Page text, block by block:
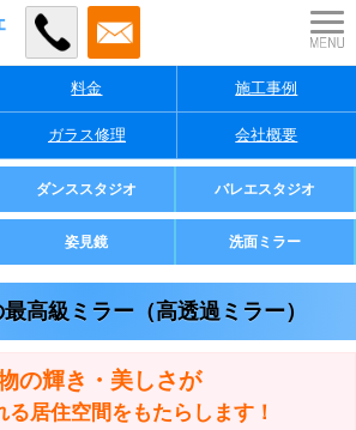
料金 施工事例
ガラス修理 会社概要
ダンススタジオ バレエスタジオ
姿見鏡 洗面ミラー
高級ミラー（高透過ミラー）
の輝き・美しさが
る居住空間をもたらします！